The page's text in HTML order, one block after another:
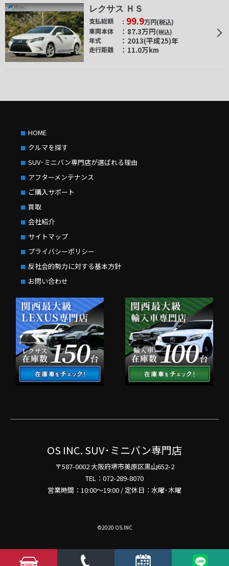
レクサス ＨＳ
支払総額 99.9万円(税込)
車両本体
87.3万円(税込)
年式 2013(平成25)年
走行距離 11.0万km
HOME
クルマを探す
SUV･ミニバン専門店が選ばれる理由
アフターメンテナンス
ご購入サポート
買取
会社紹介
サイトマップ
プライバシーポリシー
反社会的勢力に対する基本方針
お問い合わせ
OS INC. SUV･ミニバン専門店
〒587-0002 大阪府堺市美原区黒山652-2
TEL：072-289-8070
営業時間：10:00～19:00 / 定休日：水曜･木曜
©2020 OS.INC